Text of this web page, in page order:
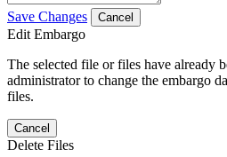
Save Changes Cancel
Edit Embargo
The selected file or files have already
administrator to change the embargo
files.
Cancel
Delete Files